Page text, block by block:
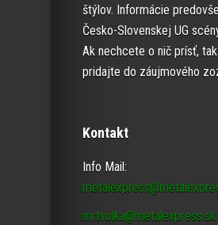
štýlov. Informácie
Česko-Slovenskej UG
Ak nechcete o nič prísť,
pridajte do záujmového
Kontakt
Info Mail:
mrtvolka@metalexpress.sk